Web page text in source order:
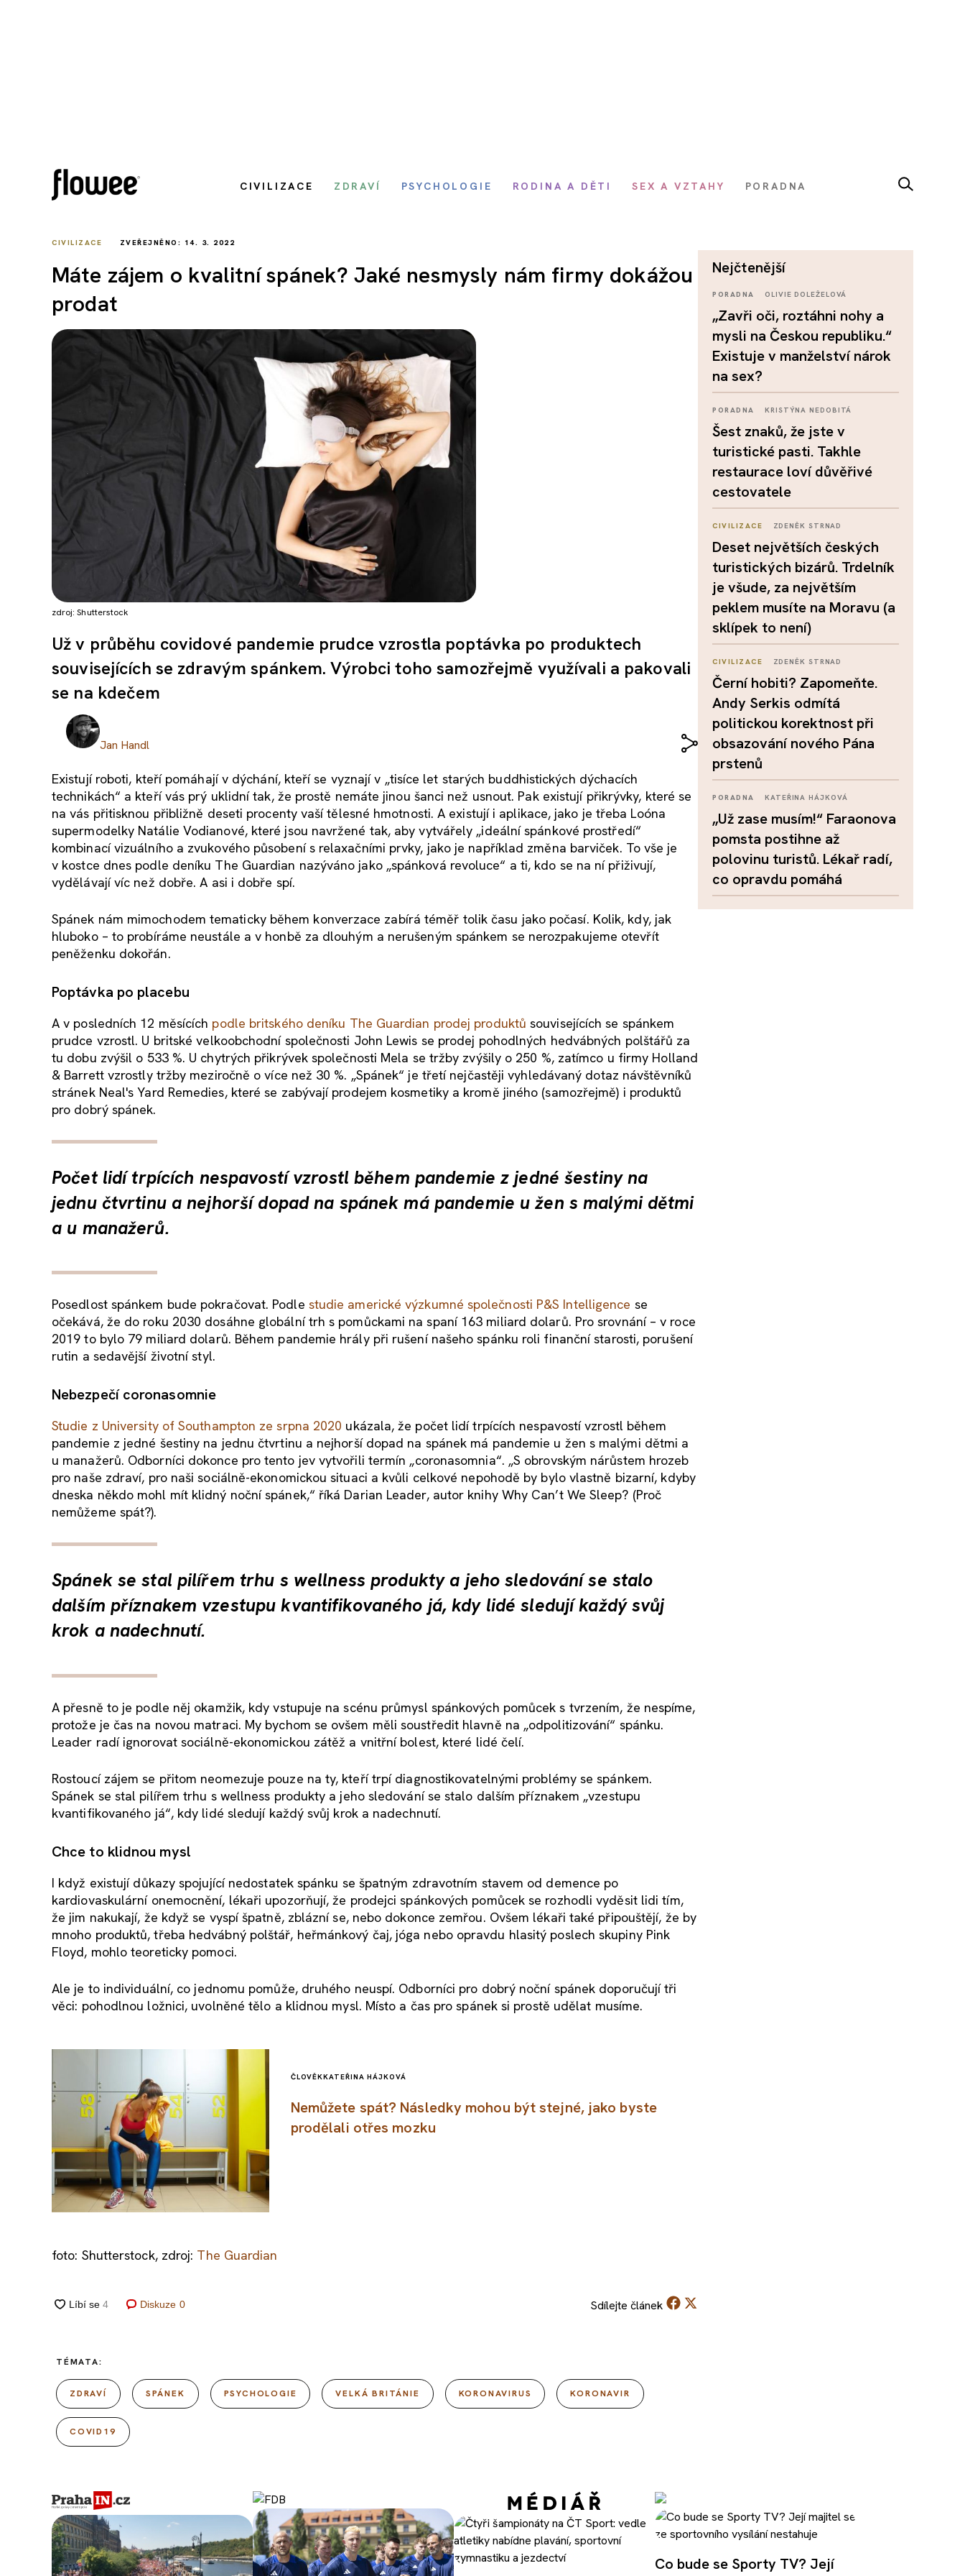
CIVILIZACE ZDRAVÍ PSYCHOLOGIE RODINA A DĚTI SEX A VZTAHY PORADNA
CIVILIZACE ZVEŘEJNĚNO: 14. 3. 2022
Máte zájem o kvalitní spánek? Jaké nesmysly nám firmy dokážou
prodat
zdroj: Shutterstock
Už v průběhu covidové pandemie prudce vzrostla poptávka po produktech
souvisejících se zdravým spánkem. Výrobci toho samozřejmě využívali a pakovali
se na kdečem
Jan Handl
Existují roboti, kteří pomáhají v dýchání, kteří se vyznají v „tisíce let starých buddhistických dýchacích
technikách“ a kteří vás prý uklidní tak, že prostě nemáte jinou šanci než usnout. Pak existují přikrývky, které se
na vás přitisknou přibližně deseti procenty vaší tělesné hmotnosti. A existují i ​​aplikace, jako je třeba Loóna
supermodelky Natálie Vodianové, které jsou navržené tak, aby vytvářely „ideální spánkové prostředí“
kombinací vizuálního a zvukového působení s relaxačními prvky, jako je například změna barviček. To vše je
v kostce dnes podle deníku The Guardian nazýváno jako „spánková revoluce“ a ti, kdo se na ní přiživují,
vydělávají víc než dobře. A asi i dobře spí.
Spánek nám mimochodem tematicky během konverzace zabírá téměř tolik času jako počasí. Kolik, kdy, jak
hluboko – to probíráme neustále a v honbě za dlouhým a nerušeným spánkem se nerozpakujeme otevřít
peněženku dokořán.
Poptávka po placebu
A v posledních 12 měsících podle britského deníku The Guardian prodej produktů souvisejících se spánkem
prudce vzrostl. U britské velkoobchodní společnosti John Lewis se prodej pohodlných hedvábných polštářů za
tu dobu zvýšil o 533 %. U chytrých přikrývek společnosti Mela se tržby zvýšily o 250 %, zatímco u firmy Holland
& Barrett vzrostly tržby meziročně o více než 30 %. „Spánek“ je třetí nejčastěji vyhledávaný dotaz návštěvníků
stránek Neal's Yard Remedies, které se zabývají prodejem kosmetiky a kromě jiného (samozřejmě) i produktů
pro dobrý spánek.
Počet lidí trpících nespavostí vzrostl během pandemie z jedné šestiny na
jednu čtvrtinu a nejhorší dopad na spánek má pandemie u žen s malými dětmi
a u manažerů.
Posedlost spánkem bude pokračovat. Podle studie americké výzkumné společnosti P&S Intelligence se
očekává, že do roku 2030 dosáhne globální trh s pomůckami na spaní 163 miliard dolarů. Pro srovnání – v roce
2019 to bylo 79 miliard dolarů. Během pandemie hrály při rušení našeho spánku roli finanční starosti, porušení
rutin a sedavější životní styl.
Nebezpečí coronasomnie
Studie z University of Southampton ze srpna 2020 ukázala, že počet lidí trpících nespavostí vzrostl během
pandemie z jedné šestiny na jednu čtvrtinu a nejhorší dopad na spánek má pandemie u žen s malými dětmi a
u manažerů. Odborníci dokonce pro tento jev vytvořili termín „coronasomnia“. „S obrovským nárůstem hrozeb
pro naše zdraví, pro naši sociálně-ekonomickou situaci a kvůli celkové nepohodě by bylo vlastně bizarní, kdyby
dneska někdo mohl mít klidný noční spánek,“ říká Darian Leader, autor knihy Why Can’t We Sleep? (Proč
nemůžeme spát?).
Spánek se stal pilířem trhu s wellness produkty a jeho sledování se stalo
dalším příznakem vzestupu kvantifikovaného já, kdy lidé sledují každý svůj
krok a nadechnutí.
A přesně to je podle něj okamžik, kdy vstupuje na scénu průmysl spánkových pomůcek s tvrzením, že nespíme,
protože je čas na novou matraci. My bychom se ovšem měli soustředit hlavně na „odpolitizování“ spánku.
Leader radí ignorovat sociálně-ekonomickou zátěž a vnitřní bolest, které lidé čelí.
Rostoucí zájem se přitom neomezuje pouze na ty, kteří trpí diagnostikovatelnými problémy se spánkem.
Spánek se stal pilířem trhu s wellness produkty a jeho sledování se stalo dalším příznakem „vzestupu
kvantifikovaného já“, kdy lidé sledují každý svůj krok a nadechnutí.
Chce to klidnou mysl
I když existují důkazy spojující nedostatek spánku se špatným zdravotním stavem od demence po
kardiovaskulární onemocnění, lékaři upozorňují, že prodejci spánkových pomůcek se rozhodli vyděsit lidi tím,
že jim nakukají, že když se vyspí špatně, zblázní se, nebo dokonce zemřou. Ovšem lékaři také připouštějí, že by
mnoho produktů, třeba hedvábný polštář, heřmánkový čaj, jóga nebo opravdu hlasitý poslech skupiny Pink
Floyd, mohlo teoreticky pomoci.
Ale je to individuální, co jednomu pomůže, druhého neuspí. Odborníci pro dobrý noční spánek doporučují tři
věci: pohodlnou ložnici, uvolněné tělo a klidnou mysl. Místo a čas pro spánek si prostě udělat musíme.
ČLOVĚKKATEŘINA HÁJKOVÁ
Nemůžete spát? Následky mohou být stejné, jako byste
prodělali otřes mozku
foto: Shutterstock, zdroj: The Guardian
Diskuze 0 Sdílejte článek
TÉMATA:
ZDRAVÍ SPÁNEK PSYCHOLOGIE VELKÁ BRITÁNIE KORONAVIRUS KORONAVIR
COVID19
nejčtenější
PORADNA OLIVIE DOLEŽELOVÁ
„Zavři oči, roztáhni nohy a
mysli na Českou republiku.“
Existuje v manželství nárok
na sex?
PORADNA KRISTÝNA NEDOBITÁ
Šest znaků, že jste v
turistické pasti. Takhle
restaurace loví důvěřivé
cestovatele
CIVILIZACE ZDENĚK STRNAD
Deset největších českých
turistických bizárů. Trdelník
je všude, za největším
peklem musíte na Moravu (a
sklípek to není)
CIVILIZACE ZDENĚK STRNAD
Černí hobiti? Zapomeňte.
Andy Serkis odmítá
politickou korektnost při
obsazování nového Pána
prstenů
PORADNA KATEŘINA HÁJKOVÁ
„Už zase musím!“ Faraonova
pomsta postihne až
polovinu turistů. Lékař radí,
co opravdu pomáhá
Co bude se Sporty TV? Její